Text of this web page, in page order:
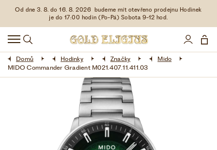
Od dne 3. 8. do 16. 8. 2026 budeme mít otevřeno prodejnu Hodinek
je do 17:00 hodin (Po-Pá) Sobota 9-12 hod.
HODINKY
DOPLŇKY
ŠPERKY
LIMITOVANÉ EDICE
Domů Hodinky Značky
Mido
MIDO Commander Gradient M021.407.11.411.03